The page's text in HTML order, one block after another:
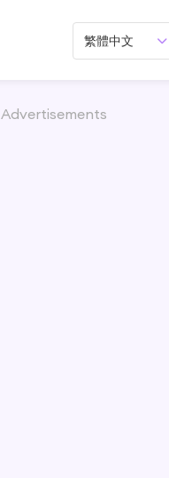
繁體中文
Advertisements